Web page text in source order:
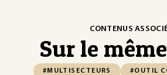
CONTENUS
Sur le
#MULTISECTEURS #OUTIL